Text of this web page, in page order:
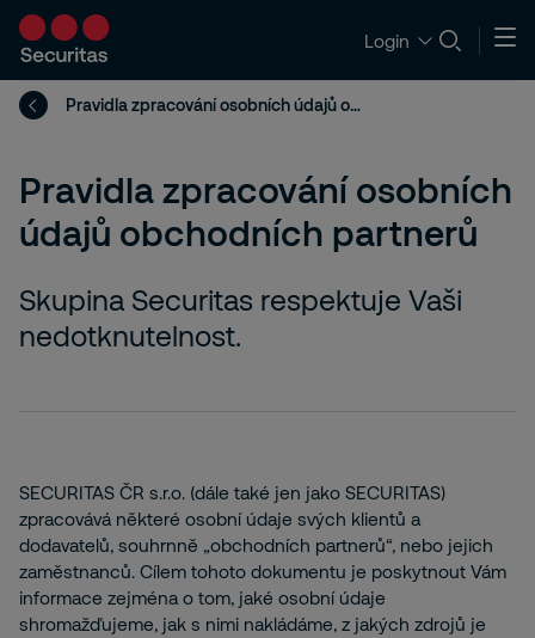
Login
Pravidla zpracování osobních údajů obchodních partnerů
Pravidla zpracování osobních
údajů obchodních partnerů
Skupina Securitas respektuje Vaši
nedotknutelnost.
SECURITAS ČR s.r.o. (dále také jen jako SECURITAS)
zpracovává některé osobní údaje svých klientů a
dodavatelů, souhrnně „obchodních partnerů“, nebo jejich
zaměstnanců. Cílem tohoto dokumentu je poskytnout Vám
informace zejména o tom, jaké osobní údaje
shromažďujeme, jak s nimi nakládáme, z jakých zdrojů je